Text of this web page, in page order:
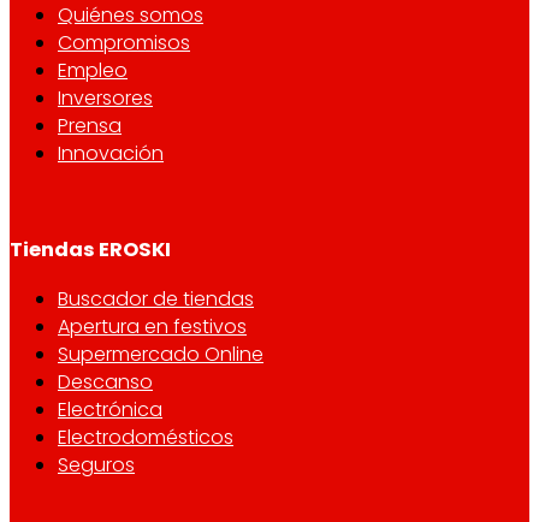
Quiénes somos
Compromisos
Empleo
Inversores
Prensa
Innovación
Tiendas EROSKI
Buscador de tiendas
Apertura en festivos
Supermercado Online
Descanso
Electrónica
Electrodomésticos
Seguros